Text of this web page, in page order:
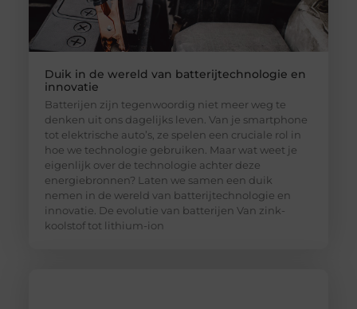
Duik in de wereld van batterijtechnologie en
innovatie
Batterijen zijn tegenwoordig niet meer weg te
denken uit ons dagelijks leven. Van je smartphone
tot elektrische auto’s, ze spelen een cruciale rol in
hoe we technologie gebruiken. Maar wat weet je
eigenlijk over de technologie achter deze
energiebronnen? Laten we samen een duik
nemen in de wereld van batterijtechnologie en
innovatie. De evolutie van batterijen Van zink-
koolstof tot lithium-ion